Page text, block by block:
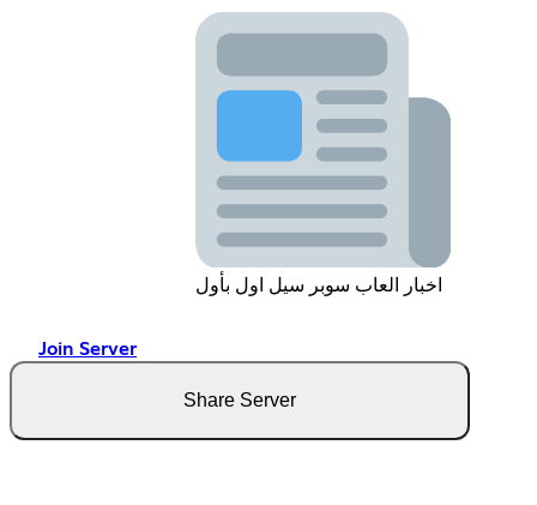
اخبار العاب سوبر سيل اول بأول
Join Server
Share Server